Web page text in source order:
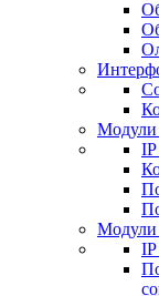
Модули
Модули